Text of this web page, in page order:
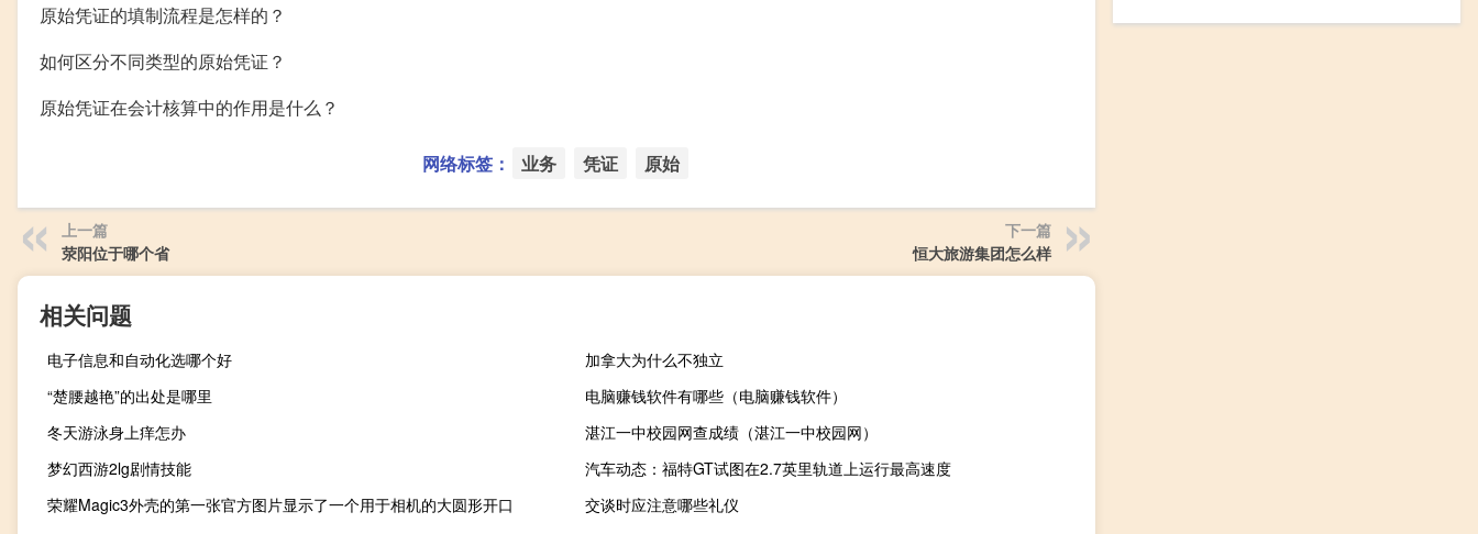
原始凭证的填制流程是怎样的？
如何区分不同类型的原始凭证？
原始凭证在会计核算中的作用是什么？
网络标签： 业务 凭证 原始
上一篇
荥阳位于哪个省
下一篇
恒大旅游集团怎么样
相关问题
电子信息和自动化选哪个好
加拿大为什么不独立
“楚腰越艳”的出处是哪里
电脑赚钱软件有哪些（电脑赚钱软件）
冬天游泳身上痒怎办
湛江一中校园网查成绩（湛江一中校园网）
梦幻西游2lg剧情技能
汽车动态：福特GT试图在2.7英里轨道上运行最高速度
荣耀Magic3外壳的第一张官方图片显示了一个用于相机的大圆形开口
交谈时应注意哪些礼仪